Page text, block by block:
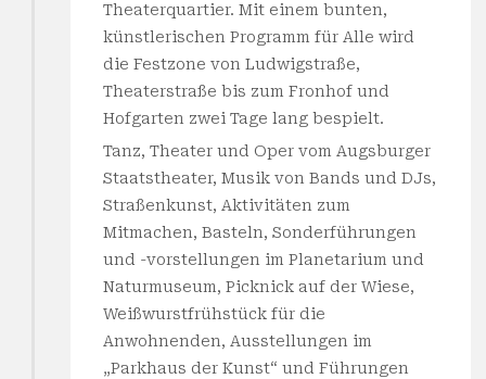
Theaterquartier. Mit einem bunten,
künstlerischen Programm für Alle wird
die Festzone von Ludwigstraße,
Theaterstraße bis zum Fronhof und
Hofgarten zwei Tage lang bespielt.
Tanz, Theater und Oper vom Augsburger
Staatstheater, Musik von Bands und DJs,
Straßenkunst, Aktivitäten zum
Mitmachen, Basteln, Sonderführungen
und -vorstellungen im Planetarium und
Naturmuseum, Picknick auf der Wiese,
Weißwurstfrühstück für die
Anwohnenden, Ausstellungen im
„Parkhaus der Kunst“ und Führungen